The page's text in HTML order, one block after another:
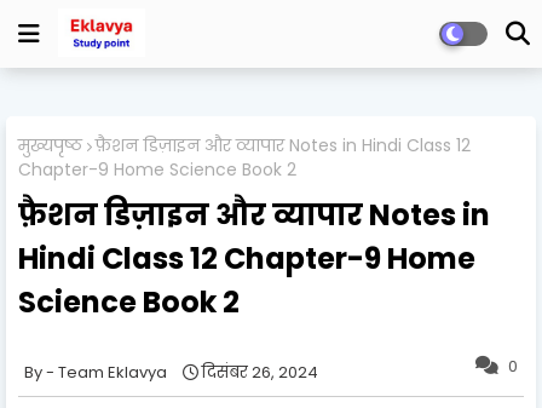
मुख्यपृष्ठ फ़ैशन डिज़ाइन और व्यापार Notes in Hindi Class 12
Chapter-9 Home Science Book 2
फ़ैशन डिज़ाइन और व्यापार Notes in
Hindi Class 12 Chapter-9 Home
Science Book 2
0
Team Eklavya दिसंबर 26, 2024